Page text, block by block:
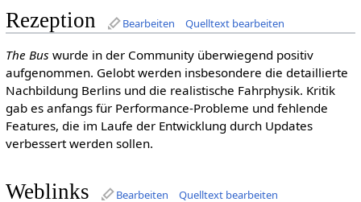
Rezeption Bearbeiten Quelltext bearbeiten
The Bus wurde in der Community überwiegend positiv
aufgenommen. Gelobt werden insbesondere die detaillierte
Nachbildung Berlins und die realistische Fahrphysik. Kritik
gab es anfangs für Performance-Probleme und fehlende
Features, die im Laufe der Entwicklung durch Updates
verbessert werden sollen.
Weblinks Bearbeiten Quelltext bearbeiten